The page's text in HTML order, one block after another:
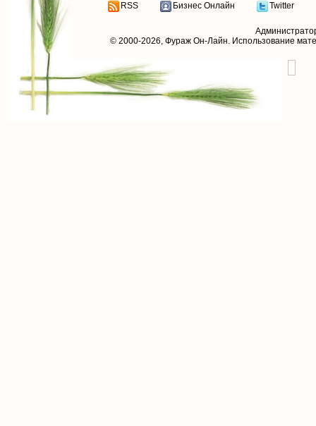
RSS Бизнес Онлайн Twitter
© 2000-2026, Фураж Он-Лайн. Использование